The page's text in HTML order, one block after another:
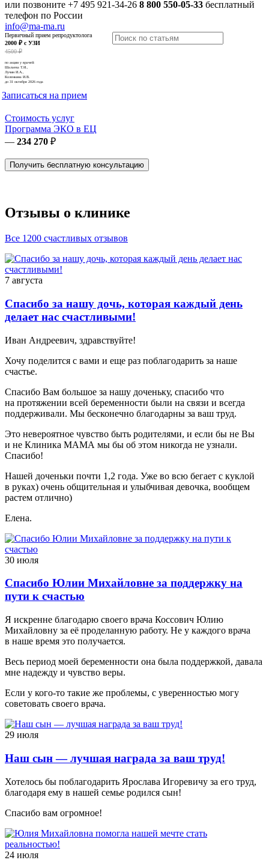
или позвоните +7 495 921-34-26 8 800 550-05-33 бесплатный
телефон по России
info@ma-ma.ru
Первичный прием репродуктолога
2000 ₽ с УЗИ
4500 ₽
по акции у врачей:
Шалаева Т.И.,
Лучин И.А.,
Коленкина И.В.
до 31 октября 2026 года
Записаться на прием
Стоимость услуг
Программа ЭКО в ЕЦ
— 234 270 ₽
Получить бесплатную консультацию
Отзывы о клинике
Все 1200 счастливых отзывов
7 августа
Спасибо за нашу дочь, которая каждый день
делает нас счастливыми!
Иван Андреевич, здравствуйте!
Хочу поделится с вами и еще раз поблагодарить за наше
счастье.
Спасибо Вам большое за нашу доченьку, спасибо что
на протяжении всей беременности были на связи и всегда
поддерживали. Мы бесконечно благодарны за ваш труд.
Это невероятное чувство быть родителями, и если бы не Вы
и не Клиника МАМА мы бы об этом никогда не узнали.
Спасибо!
Нашей доченьки почти 1,2 года. Уже во всю бегает с куклой
в руках) очень общительная и улыбчивая девочка, вообщем
растем отлично)
Елена.
30 июля
Спасибо Юлии Михайловне за поддержку на
пути к счастью
Я искренне благодарю своего врача Коссович Юлию
Михайловну за её проделанную работу. Не у каждого врача
в наше время это получается.
Весь период моей беременности она была поддержкой, давала
мне надежду и чувство веры.
Если у кого-то такие же проблемы, с уверенностью могу
советовать своего врача.
29 июля
Наш сын — лучшая награда за ваш труд!
Хотелось бы поблагодарить Ярослава Игоревичу за его труд,
благодаря ему в нашей семье родился сын!
Спасибо вам огромное!
24 июля